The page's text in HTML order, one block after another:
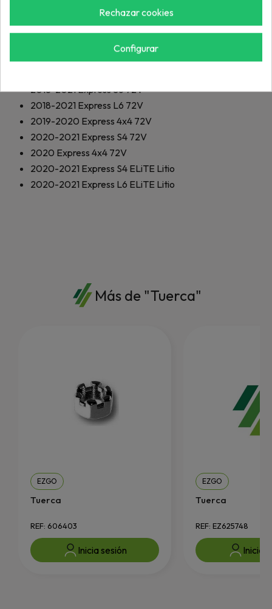
Express S4 EFI
2019-2021Express L6 EFI
Express S6 EFI
Freedom RXV EFI
2018-2021Express S6 72V
2018-2021 Express L6 72V
2019-2020 Express 4x4 72V
2020-2021 Express S4 72V
2020 Express 4x4 72V
2020-2021 Express S4 ELiTE Litio
2020-2021 Express L6 ELiTE Litio
Más de "Tuerca"
EZGO
Tuerca
REF: 606403
Inicia sesión
EZGO
Tuerca
REF: EZ625748
Inicia
Rechazar cookies
Configurar